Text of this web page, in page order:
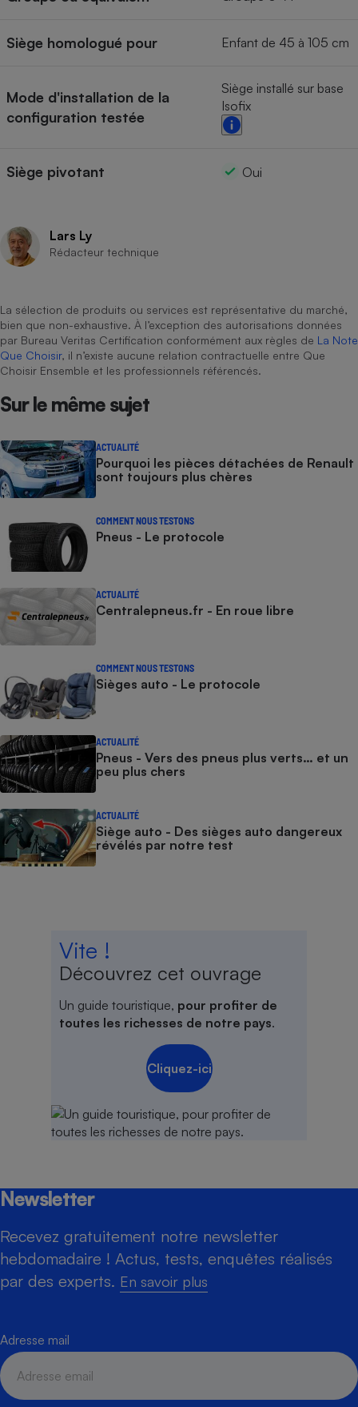
Siège homologué pour Enfant de 45 à 105 cm
Mode d'installation de la
configuration testée
Siège installé sur base
Isofix
Siège pivotant Oui
Lars Ly
Rédacteur technique
La sélection de produits ou services est représentative du marché,
bien que non-exhaustive. À l’exception des autorisations données
par Bureau Veritas Certification conformément aux règles de La Note
Que Choisir, il n’existe aucune relation contractuelle entre Que
Choisir Ensemble et les professionnels référencés.
Sur le même sujet
ACTUALITÉ
Pourquoi les pièces détachées de Renault
sont toujours plus chères
COMMENT NOUS TESTONS
Pneus - Le protocole
ACTUALITÉ
Centralepneus.fr - En roue libre
COMMENT NOUS TESTONS
Sièges auto - Le protocole
ACTUALITÉ
Pneus - Vers des pneus plus verts… et un
peu plus chers
ACTUALITÉ
Siège auto - Des sièges auto dangereux
révélés par notre test
Vite !
Découvrez cet ouvrage
Un guide touristique, pour profiter de
toutes les richesses de notre pays.
Cliquez-ici
Newsletter
Recevez gratuitement notre newsletter
hebdomadaire ! Actus, tests, enquêtes réalisés
par des experts. En savoir plus
Adresse mail